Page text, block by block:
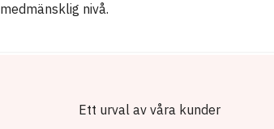
nivå.
Ett urval av våra kunder